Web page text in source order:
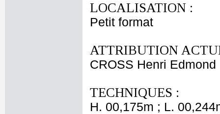
LOCALISATION :
Petit format
ATTRIBUTION
CROSS Henri Edmond
TECHNIQUES :
H. 00,175m ; L.